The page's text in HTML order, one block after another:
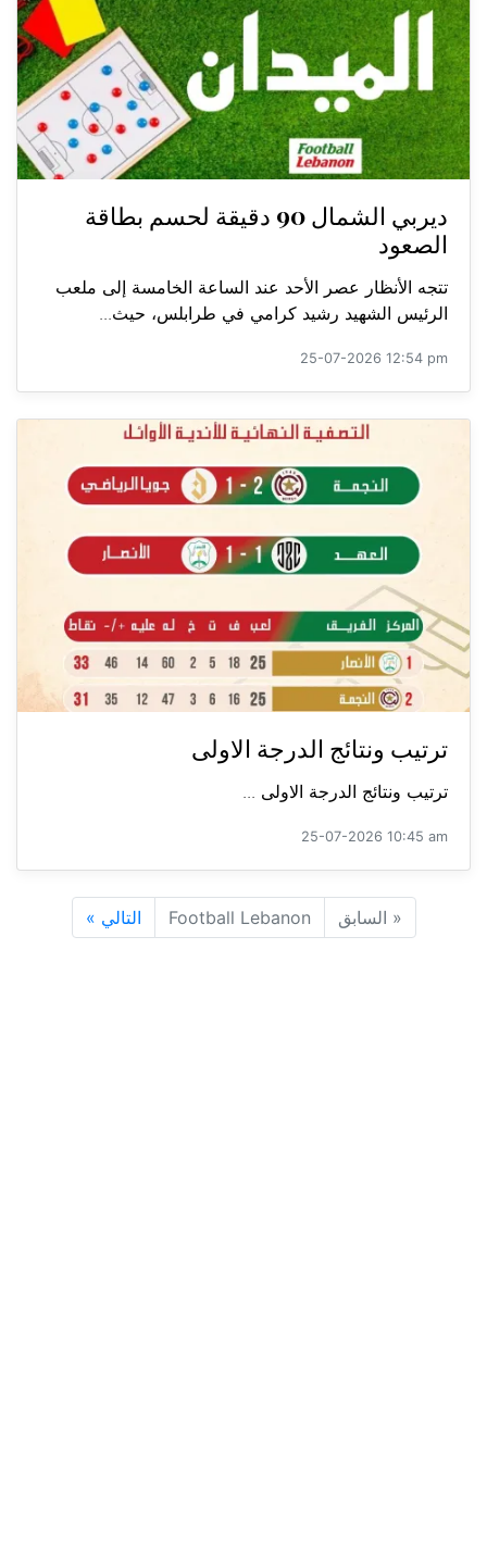
ديربي الشمال 90 دقيقة لحسم بطاقة
الصعود
تتجه الأنظار عصر الأحد عند الساعة الخامسة إلى ملعب
الرئيس الشهيد رشيد كرامي في طرابلس، حيث...
25-07-2026 12:54 pm
ترتيب ونتائج الدرجة الاولى
ترتيب ونتائج الدرجة الاولى ...
25-07-2026 10:45 am
« السابق Football Lebanon التالي »